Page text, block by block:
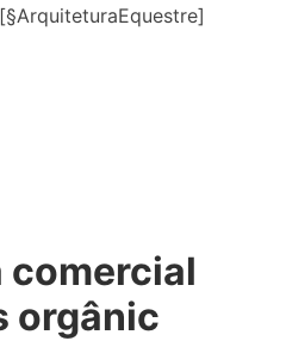
[§ArquiteturaEquestre]
orgânic